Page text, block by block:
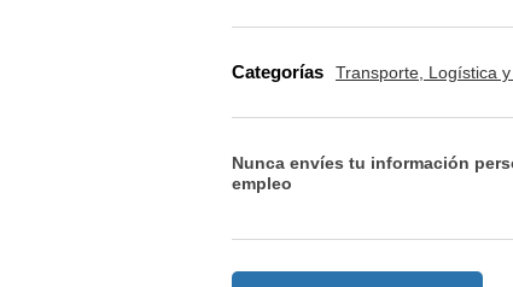
Categorías Transporte, Logística y
Nunca envíes tu información
empleo